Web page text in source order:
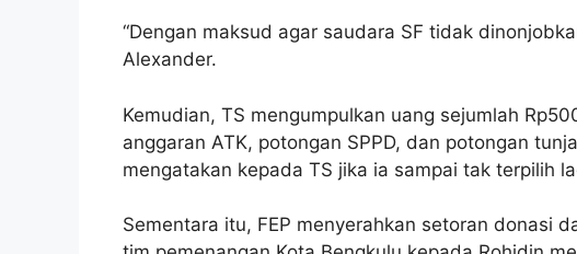
“Dengan maksud agar saudara SF tidak
Alexander.
Kemudian, TS mengumpulkan uang sejumlah
anggaran ATK, potongan SPPD, dan potongan
mengatakan kepada TS jika ia sampai tak terpilih
Sementara itu, FEP menyerahkan setoran donasi